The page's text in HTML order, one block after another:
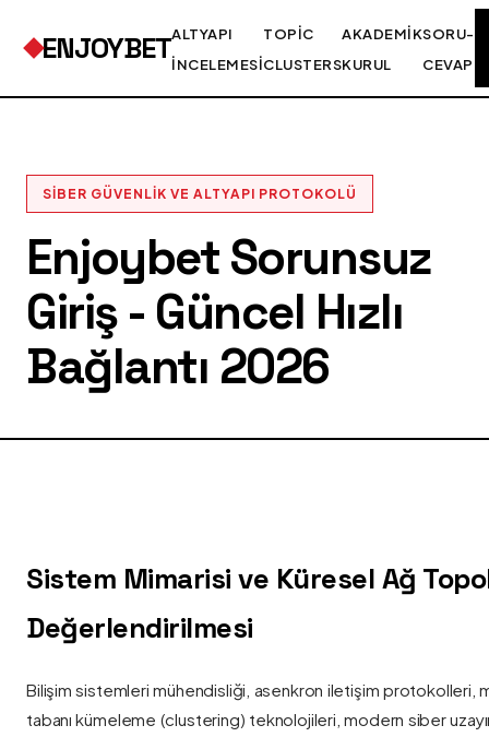
ENJOYBETALTYAPI
İNCELEMESI
TOPIC
CLUSTERS
AKADEMIK
KURUL
SORU-
CEVAP
SIBER GÜVENLIK VE ALTYAPI PROTOKOLÜ
Enjoybet Sorunsuz
Giriş - Güncel Hızlı
Bağlantı 2026
Sistem Mimarisi ve Küresel Ağ
Değerlendirilmesi
Bilişim sistemleri mühendisliği, asenkron iletişim protokolleri,
tabanı kümeleme (clustering) teknolojileri, modern siber